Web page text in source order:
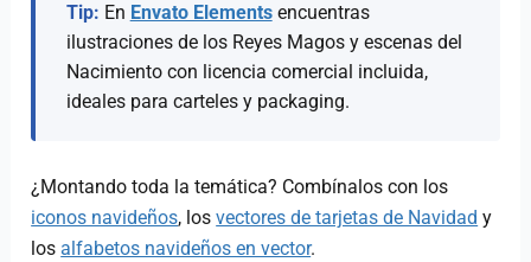
Tip: En Envato Elementsencuentras
ilustraciones de los Reyes Magos y escenas del
Nacimiento con licencia comercial incluida,
ideales para carteles y packaging.
¿Montando toda la temática? Combínalos con los
iconos navideños, losvectores de tarjetas de Navidad y
los alfabetos navideños en vector.